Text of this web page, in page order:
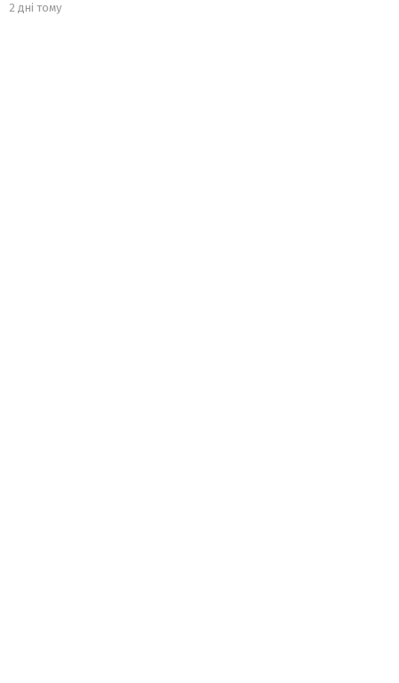
2 дні тому